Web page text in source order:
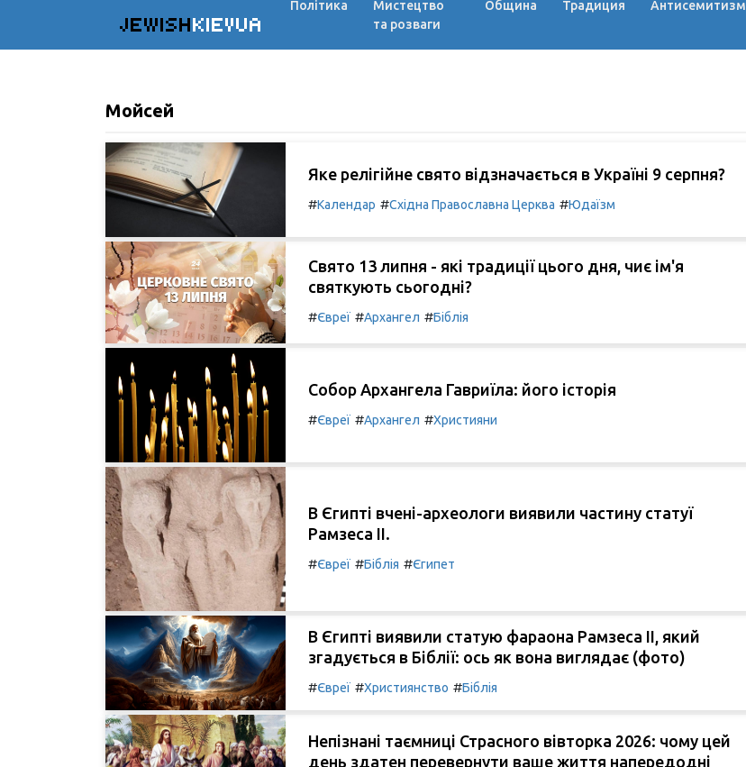
JEWISHKIEVUA
Політика
Мистецтво
та розваги
Община Традиция Антисемитизм
Мойсей
Яке релігійне свято відзначається в Україні 9 серпня?
#Календар #Східна Православна Церква #Юдаїзм
Свято 13 липня - які традиції цього дня, чиє ім'я
святкують сьогодні?
#Євреї #Архангел #Біблія
Собор Архангела Гавриїла: його історія
#Євреї #Архангел #Християни
В Єгипті вчені-археологи виявили частину статуї
Рамзеса II.
#Євреї #Біблія #Єгипет
В Єгипті виявили статую фараона Рамзеса II, який
згадується в Біблії: ось як вона виглядає (фото)
#Євреї #Християнство #Біблія
Непізнані таємниці Страсного вівторка 2026: чому цей
день здатен перевернути ваше життя напередодні